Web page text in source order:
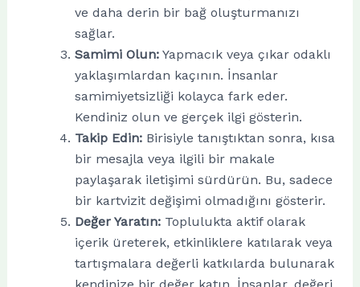
ve daha derin bir bağ oluşturmanızı
sağlar.
Samimi Olun:Yapmacık veya çıkar odaklı
yaklaşımlardan kaçının. İnsanlar
samimiyetsizliği kolayca fark eder.
Kendiniz olun ve gerçek ilgi gösterin.
Takip Edin:Birisiyle tanıştıktan sonra, kısa
bir mesajla veya ilgili bir makale
paylaşarak iletişimi sürdürün. Bu, sadece
bir kartvizit değişimi olmadığını gösterir.
Değer Yaratın:Toplulukta aktif olarak
içerik üreterek, etkinliklere katılarak veya
tartışmalara değerli katkılarda bulunarak